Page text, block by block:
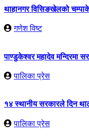
थाहानगर विसिङखेलको
गणेश विष्ट
पाण्डुकेश्वर महादेव मन्दिरमा
पालिका प्रेस
१४ स्थानीय सरकारले दिन
पालिका प्रेस